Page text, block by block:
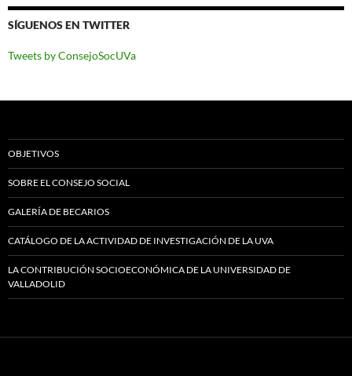
SÍGUENOS EN TWITTER
Tweets by ConsejoSocUVa
OBJETIVOS
SOBRE EL CONSEJO SOCIAL
GALERÍA DE BECARIOS
CATÁLOGO DE LA ACTIVIDAD DE INVESTIGACIÓN DE LA UVA
LA CONTRIBUCIÓN SOCIOECONÓMICA DE LA UNIVERSIDAD DE
VALLADOLID